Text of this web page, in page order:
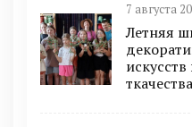
7 августа
Летняя
ткачества